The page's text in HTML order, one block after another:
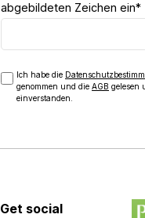
abgebildeten Zeichen ein*
Ich habe die
genommen und die AGB gelesen
einverstanden.
Get social